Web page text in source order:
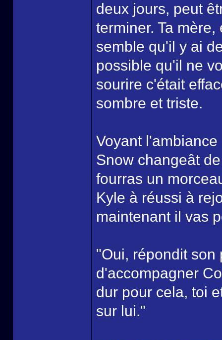
deux jours, peut
terminer. Ta
semble qu'il y ai
possible qu'il ne
sourire c'était
sombre et triste.
Voyant
Snow changeât
fourras un
Kyle à réussi à
maintenant il vas
"Oui, répondit son
d'accompagner
dur pour cela, toi
sur lui."